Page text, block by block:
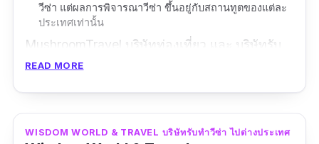
วีซ่า แต่ผลการพิจารณาวีซ่า ขึ้นอยู่กับสถานทูตของแต่ละ
ประเทศเท่านั้น
MushroomTravel บริษัทท่องเที่ยว และ บริษัทรับ
ทําวีซ่า ไปต่างประเทศ ที่จดทะเบียนถูกต้องตาม
เอเชีย โดยทีมงานมืออาชีพและมากพร้อมด้วย
READ MORE
WISDOM WORLD & TRAVEL บริษัทรับทําวีซ่า ไปต่างประเทศ